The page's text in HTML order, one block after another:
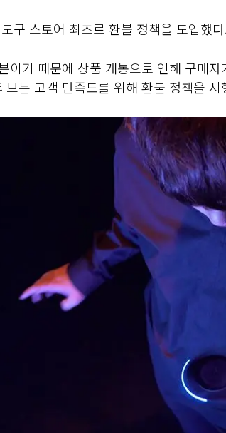
구 스토어 최초로 환불 정책을 도입했
이기 때문에 상품 개봉으로 인해 구매
브는 고객 만족도를 위해 환불 정책을 시